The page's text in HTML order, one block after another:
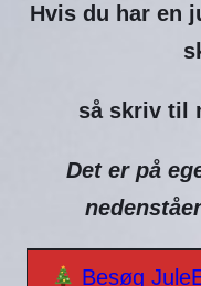
Hvis du har en
så skriv til
Det er på
Besøg